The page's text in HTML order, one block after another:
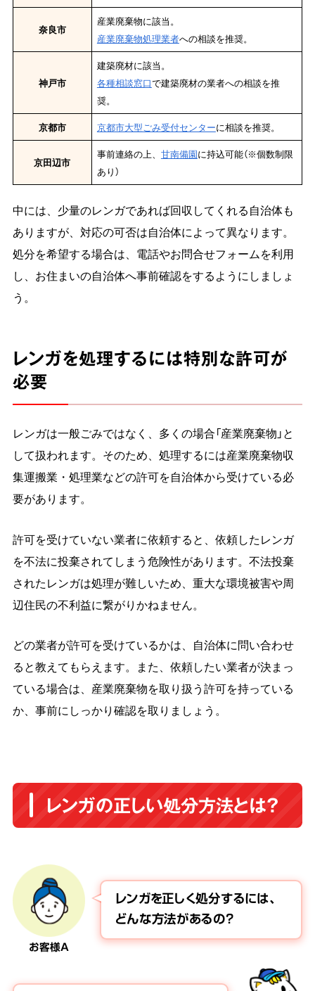
奈良市
産業廃棄物に該当。
産業廃棄物処理業者への相談を推奨。
神戸市
建築廃材に該当。
各種相談窓口で建築廃材の業者への相談を推
奨。
京都市
京都市大型ごみ受付センターに相談を推奨。
京田辺市
事前連絡の上、 甘南備園に持込可能（※個数制限
あり）
中には、少量のレンガであれば回収してくれる自治体も
ありますが、対応の可否は自治体によって異なります。
処分を希望する場合は、電話やお問合せフォームを利用
し、お住まいの自治体へ事前確認をするようにしましょ
う。
レンガを処理するには特別な許可が
必要
レンガは一般ごみではなく、多くの場合「産業廃棄物」と
して扱われます。そのため、処理するには産業廃棄物収
集運搬業・処理業などの許可を自治体から受けている必
要があります。
許可を受けていない業者に依頼すると、依頼したレンガ
を不法に投棄されてしまう危険性があります。不法投棄
されたレンガは処理が難しいため、重大な環境被害や周
辺住民の不利益に繋がりかねません。
どの業者が許可を受けているかは、自治体に問い合わせ
ると教えてもらえます。また、依頼したい業者が決まっ
ている場合は、産業廃棄物を取り扱う許可を持っている
か、事前にしっかり確認を取りましょう。
レンガの正しい処分方法とは？
お客様A
レンガを正しく処分するには、
どんな方法があるの？